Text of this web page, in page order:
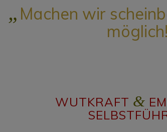
„ Machen wir
möglich!
WUTKRAFT &